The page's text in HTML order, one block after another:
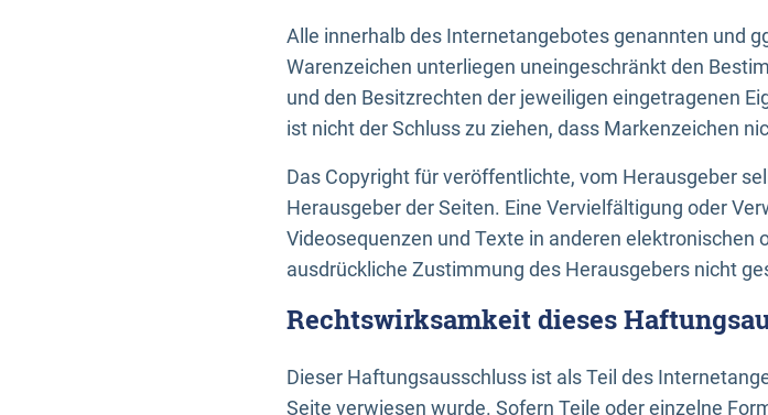
Alle innerhalb des Internetangebotes genannten und
Warenzeichen unterliegen uneingeschränkt den
und den Besitzrechten der jeweiligen eingetragenen
ist nicht der Schluss zu ziehen, dass Markenzeichen
Das Copyright für veröffentlichte, vom Herausgeber
Herausgeber der Seiten. Eine Vervielfältigung oder
Videosequenzen und Texte in anderen elektronischen
ausdrückliche Zustimmung des Herausgebers nicht
Rechtswirksamkeit dieses
Dieser Haftungsausschluss ist als Teil des
Seite verwiesen wurde. Sofern Teile oder einzelne